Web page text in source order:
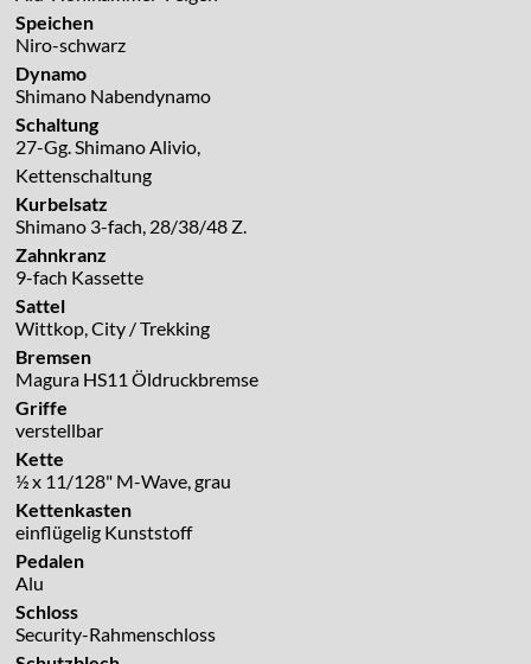
Speichen
Niro-schwarz
Dynamo
Shimano Nabendynamo
Schaltung
27-Gg. Shimano Alivio,
Kettenschaltung
Kurbelsatz
Shimano 3-fach, 28/38/48 Z.
Zahnkranz
9-fach Kassette
Sattel
Wittkop, City / Trekking
Bremsen
Magura HS11 Öldruckbremse
Griffe
verstellbar
Kette
½ x 11/128" M-Wave, grau
Kettenkasten
einflügelig Kunststoff
Pedalen
Alu
Schloss
Security-Rahmenschloss